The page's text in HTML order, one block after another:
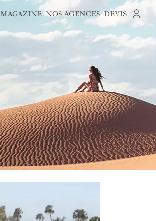
MAGAZINE NOS AGENCES DEVIS